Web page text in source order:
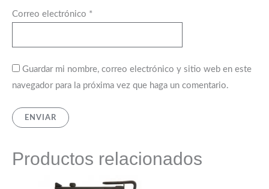
Correo electrónico *
Guardar mi nombre, correo electrónico y sitio web en este
navegador para la próxima vez que haga un comentario.
Productos relacionados